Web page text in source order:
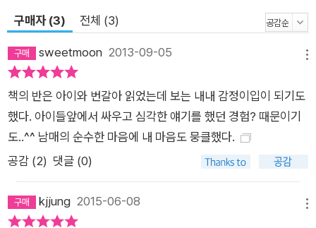
구매자 (3) 전체 (3)
sweetmoon 2013-09-05
책의 반은 아이와 번갈아 읽었는데 보는 내내 감정이입이 되기도
했다. 아이들앞에서 싸우고 심각한 얘기를 했던 경험? 때문이기
도..^^ 남매의 순수한 마음에 내 마음도 뭉클했다.
공감 (2) 댓글 (0)
kjjung 2015-06-08